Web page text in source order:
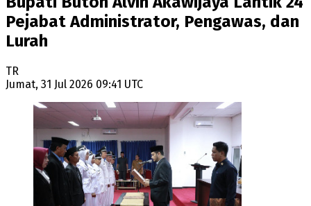
Pejabat Administrator, Pengawas, dan
Lurah
TR
Jumat, 31 Jul 2026 09:41 UTC